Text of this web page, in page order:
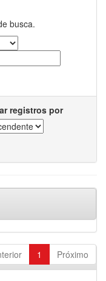
busca.
registros por
1 Próximo